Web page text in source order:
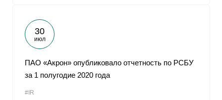
30
июл
ПАО «Акрон» опубликовало отчетность по РСБУ
за 1 полугодие 2020 года
#IR